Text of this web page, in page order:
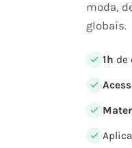
moda,
globais.
1h de